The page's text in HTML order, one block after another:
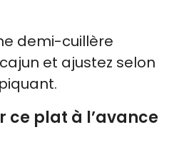
demi-cuillère
et ajustez selon
ce plat à l’avance